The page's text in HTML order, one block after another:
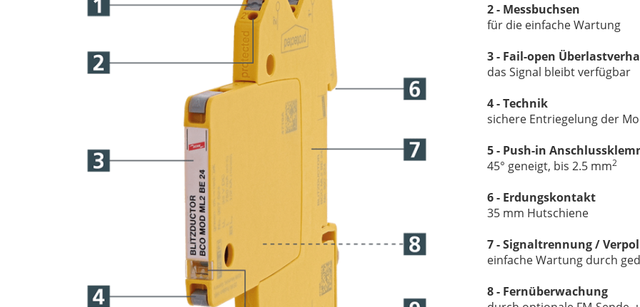
2 - Messbuchsen
für die einfache Wartung
3 - Fail-open
das Signal bleibt verfügbar
4 - Technik
sichere Entriegelung der
5 - Push-in
45° geneigt, bis 2.5 mm2
6 - Erdungskontakt
35 mm Hutschiene
7 - Signaltrennung /
einfache Wartung durch
8 - Fernüberwachung